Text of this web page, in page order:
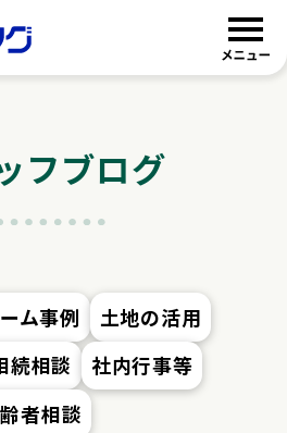
都ハウジング
フブログ
ム事例
土地の活用
続相談
社内行事等
者相談